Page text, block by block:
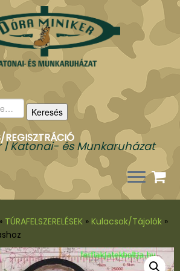
Keresés
REGISZTRÁCIÓ
| Katonai- és Munkaruházat
» TÚRAFELSZERELÉSEK » Kulacsok/Tájolók »